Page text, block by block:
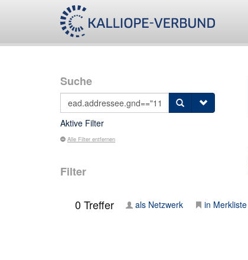
Suche
Aktive Filter
Alle Filter entfernen
Filter
0Treffer als Netzwerk in Merkliste